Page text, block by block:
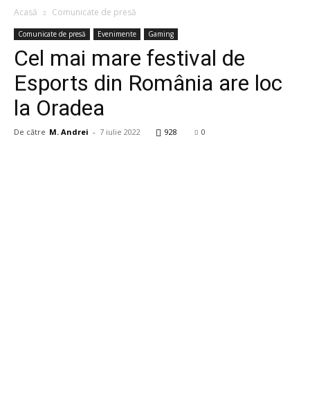
Acasă Comunicate de presă
Comunicate de presă Evenimente Gaming
Cel mai mare festival de
Esports din România are loc
la Oradea
De către M. Andrei - 7 iulie 2022 928 0